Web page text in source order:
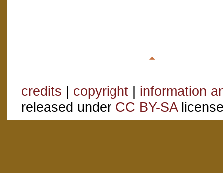
credits | copyright | information
released under CC BY-SA